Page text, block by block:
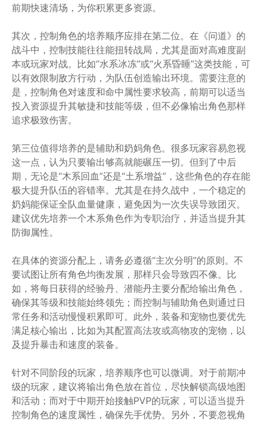
前期快速清场，为你积累更多资源。
其次，控制角色的培养顺序应排在第二位。在《问道》的
战斗中，控制技能往往能扭转战局，尤其是面对高难度副
本或玩家对战。比如“水系冰冻”或“火系昏睡”这类技能，可
以有效限制敌方行动，为队伍创造输出环境。需要注意的
是，控制角色对速度和命中属性要求较高，前期可以适当
投入资源提升其敏捷和技能等级，但不必像输出角色那样
追求极致伤害。
第三位值得培养的是辅助和奶妈角色。很多玩家容易忽视
这一点，认为只要输出够高就能碾压一切。但到了中后
期，无论是“木系回血”还是“土系增益”，这些角色的存在能
极大提升队伍的容错率。尤其是在持久战中，一个稳定的
奶妈能保证全队血量健康，避免因为一次失误导致团灭。
建议优先培养一个木系角色作为专职治疗，并适当提升其
防御属性。
在具体的资源分配上，请务必遵循“主次分明”的原则。不
要试图让所有角色均衡发展，那样只会导致四不像。比
如，将每日获得的经验丹、潜能丹主要分配给输出角色，
确保其等级和技能始终领先；而控制与辅助角色则通过日
常任务和活动慢慢积累即可。此外，装备和宠物也要优先
满足核心输出，比如为其配置高法攻或高物攻的宠物，以
及提升暴击和速度的装备。
针对不同阶段的玩家，培养顺序也可以微调。对于前期冲
级的玩家，建议将输出角色放在首位，尽快解锁高级地图
和活动；而对于中期开始接触PVP的玩家，可以适当提升
控制角色的速度属性，确保先手优势。另外，不要忽视角